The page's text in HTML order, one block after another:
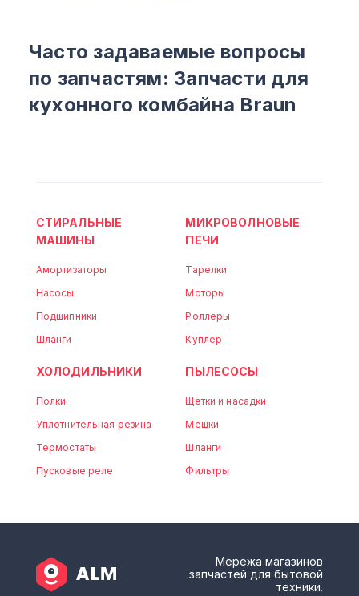
Часто задаваемые вопросы
по запчастям: Запчасти для
кухонного комбайна Braun
СТИРАЛЬНЫЕ
МАШИНЫ
Амортизаторы
Насосы
Подшипники
Шланги
МИКРОВОЛНОВЫЕ
ПЕЧИ
Тарелки
Моторы
Роллеры
Куплер
ХОЛОДИЛЬНИКИ
Полки
Уплотнительная резина
Термостаты
Пусковые реле
ПЫЛЕСОСЫ
Щетки и насадки
Мешки
Шланги
Фильтры
Мережа магазинов
запчастей для бытовой
техники.